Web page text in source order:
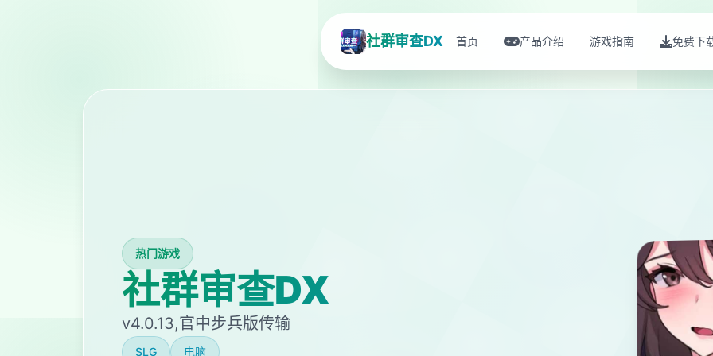
社群审查DX 首页 产品介绍 游戏指南 免费下
热门游戏
社群审查DX
v4.0.13,官中步兵版传输
SLG 电脑